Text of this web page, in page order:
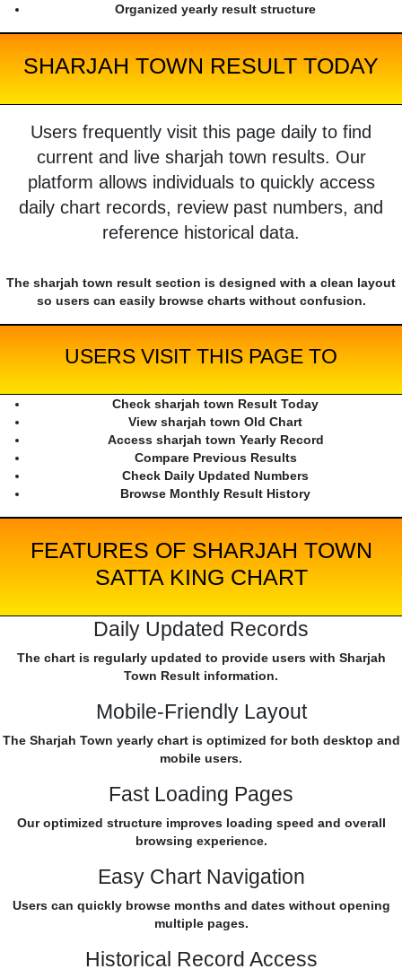
Organized yearly result structure
SHARJAH TOWN RESULT TODAY
Users frequently visit this page daily to find
current and live sharjah town results. Our
platform allows individuals to quickly access
daily chart records, review past numbers, and
reference historical data.
The sharjah town result section is designed with a clean layout
so users can easily browse charts without confusion.
USERS VISIT THIS PAGE TO
Check sharjah town Result Today
View sharjah town Old Chart
Access sharjah town Yearly Record
Compare Previous Results
Check Daily Updated Numbers
Browse Monthly Result History
FEATURES OF SHARJAH TOWN
SATTA KING CHART
Daily Updated Records
The chart is regularly updated to provide users with Sharjah
Town Result information.
Mobile-Friendly Layout
The Sharjah Town yearly chart is optimized for both desktop and
mobile users.
Fast Loading Pages
Our optimized structure improves loading speed and overall
browsing experience.
Easy Chart Navigation
Users can quickly browse months and dates without opening
multiple pages.
Historical Record Access